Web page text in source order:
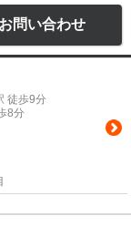
お問い合わせ
徒歩9分
8分